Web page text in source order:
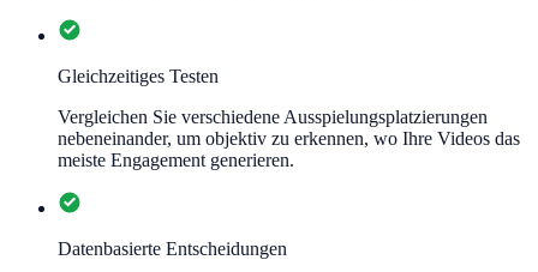
Gleichzeitiges Testen
Vergleichen Sie verschiedene Ausspielungsplatzierungen
nebeneinander, um objektiv zu erkennen, wo Ihre Videos das
meiste Engagement generieren.
Datenbasierte Entscheidungen